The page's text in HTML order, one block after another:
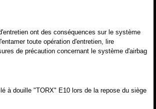
ont des conséquences sur le système
toute opération d'entretien, lire
de précaution concernant le système d'airbag
à douille "TORX" E10 lors de la repose du siège